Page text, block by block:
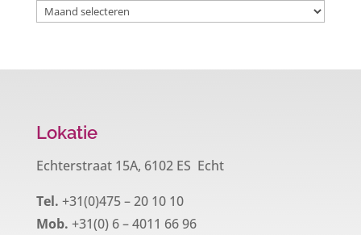
Archieven
Lokatie
Echterstraat 15A, 6102 ES Echt
Tel. +31(0)475 – 20 10 10
Mob. +31(0) 6 – 4011 66 96